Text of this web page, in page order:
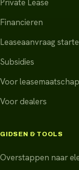
Private Lease
Financieren
Leaseaanvraag
Subsidies
Voor
Voor dealers
GIDSEN & TOOLS
Overstappen naar